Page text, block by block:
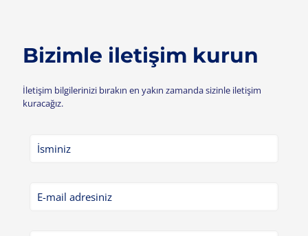
Bizimle iletişim kurun
İletişim bilgilerinizi bırakın en yakın zamanda sizinle iletişim
kuracağız.